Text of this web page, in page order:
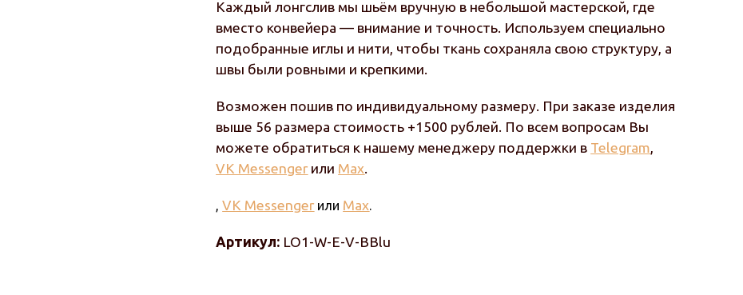
Каждый лонгслив мы шьём вручную в небольшой мастерской, где
вместо конвейера — внимание и точность. Используем специально
подобранные иглы и нити, чтобы ткань сохраняла свою структуру, а
швы были ровными и крепкими.
Возможен пошив по индивидуальному размеру. При заказе изделия
выше 56 размера стоимость +1500 рублей. По всем вопросам Вы
можете обратиться к нашему менеджеру поддержки в Telegram,
VK Messenger или Max.
,VK Messenger или Max.
Артикул: LO1-W-E-V-BBlu